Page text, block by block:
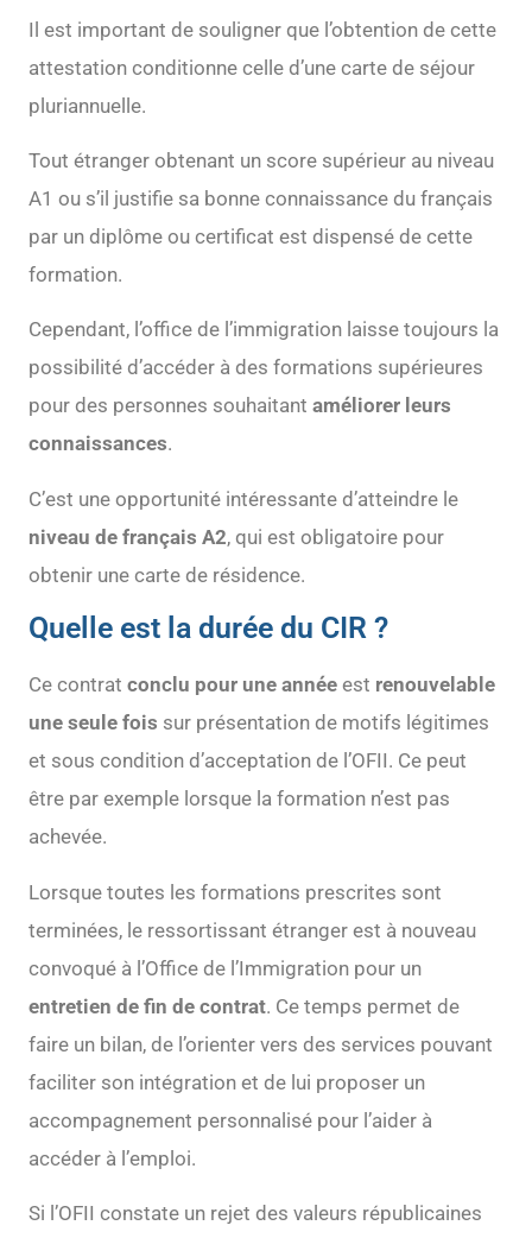
Il est important de souligner que l’obtention de cette
attestation conditionne celle d’une carte de séjour
pluriannuelle.
Tout étranger obtenant un score supérieur au niveau
A1 ou s’il justifie sa bonne connaissance du français
par un diplôme ou certificat est dispensé de cette
formation.
Cependant, l’office de l’immigration laisse toujours la
possibilité d’accéder à des formations supérieures
pour des personnes souhaitant améliorer leurs
connaissances.
C’est une opportunité intéressante d’atteindre le
niveau de français A2, qui est obligatoire pour
obtenir une carte de résidence.
Quelle est la durée du CIR ?
Ce contrat conclu pour une annéeest renouvelable
une seule fois sur présentation de motifs légitimes
et sous condition d’acceptation de l’OFII. Ce peut
être par exemple lorsque la formation n’est pas
achevée.
Lorsque toutes les formations prescrites sont
terminées, le ressortissant étranger est à nouveau
convoqué à l’Office de l’Immigration pour un
entretien de fin de contrat. Ce temps permet de
faire un bilan, de l’orienter vers des services pouvant
faciliter son intégration et de lui proposer un
accompagnement personnalisé pour l’aider à
accéder à l’emploi.
Si l’OFII constate un rejet des valeurs républicaines